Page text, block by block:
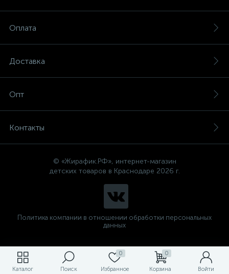
Каталог Поиск
0
Избранное
0
Корзина Войти
Оплата
Доставка
Опт
Контакты
© «Жирафик.РФ», интернет-магазин
детских товаров в Краснодаре 2026 г.
Политика компании в отношении обработки персональных
данных